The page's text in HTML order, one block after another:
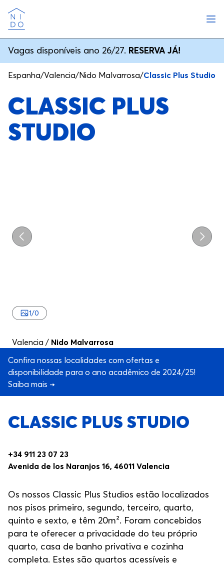
Nido
Vagas disponíveis ano 26/27. RESERVA JÁ!
Espanha/Valencia/Nido Malvarrosa/Classic Plus Studio
CLASSIC PLUS
STUDIO
Anterior
1/0
CLASSIC PLUS STUDIO
+34 911 23 07 23
Avenida de los Naranjos 16, 46011 Valencia
Os nossos Classic Plus Studios estão localizados
nos pisos primeiro, segundo, terceiro, quarto,
quinto e sexto, e têm 20m². Foram concebidos
para te oferecer a privacidade do teu próprio
quarto, casa de banho privativa e cozinha
completa. Estes são quartos acessíveis e
Valencia / Nido Malvarrosa
Confira nossas localidades com ofertas e
disponibilidade para o ano acadêmico de 2024/25!
Saiba mais →